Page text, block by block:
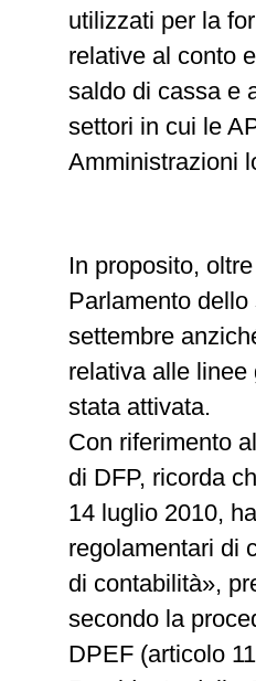
utilizzati per la
relative al conto
saldo di cassa e
settori in cui le
Amministrazioni
In proposito,
Parlamento
settembre
relativa alle
stata attivata.
Con riferimento
di DFP, ricorda
14 luglio 2010,
regolamentari di
di contabilità»,
secondo la
DPEF (articolo